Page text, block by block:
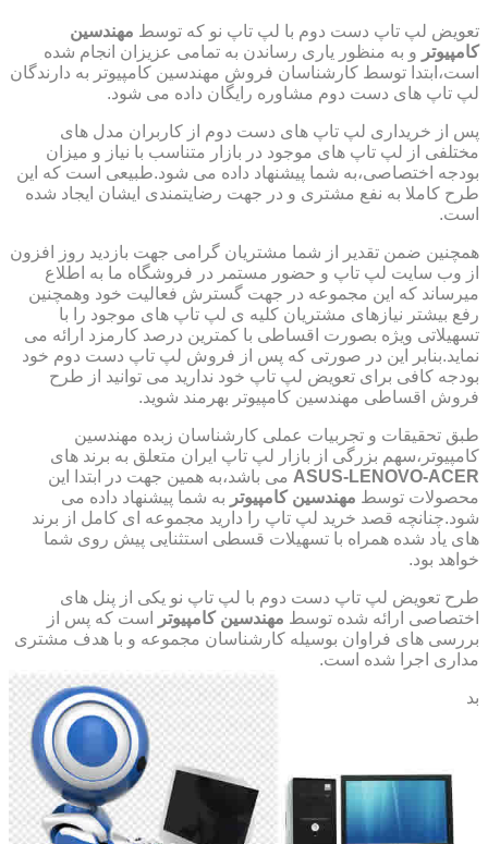
تعویض لپ تاپ دست دوم با لپ تاپ نو که توسط مهندسین
کامپیوتر و به منظور یاری رساندن به تمامی عزیزان انجام شده
است،ابتدا توسط کارشناسان فروش مهندسین کامپیوتر به دارندگان
لپ تاپ های دست دوم مشاوره رایگان داده می شود.
پس از خریداری لپ تاپ های دست دوم از کاربران مدل های
مختلفی از لپ تاپ های موجود در بازار متناسب با نیاز و میزان
بودجه اختصاصی،به شما پیشنهاد داده می شود.طبیعی است که این
طرح کاملا به نفع مشتری و در جهت رضایتمندی ایشان ایجاد شده
است.
همچنین ضمن تقدیر از شما مشتریان گرامی جهت بازدید روز افزون
از وب سایت لپ تاپ و حضور مستمر در فروشگاه ما به اطلاع
میرساند که این مجموعه در جهت گسترش فعالیت خود وهمچنین
رفع بیشتر نیازهای مشتریان کلیه ی لپ تاپ های موجود را با
تسهیلاتی ویژه بصورت اقساطی با کمترین درصد کارمزد ارائه می
نماید.بنابر این در صورتی که پس از فروش لپ تاپ دست دوم خود
بودجه کافی برای تعویض لپ تاپ خود ندارید می توانید از طرح
فروش اقساطی مهندسین کامپیوتر بهرمند شوید.
طبق تحقیقات و تجربیات عملی کارشناسان زبده مهندسین
کامپیوتر،سهم بزرگی از بازار لپ تاپ ایران متعلق به برند های
ASUS-LENOVO-ACER می باشد،به همین جهت در ابتدا این
محصولات توسط مهندسین کامپیوتر به شما پیشنهاد داده می
شود.چنانچه قصد خرید لپ تاپ را دارید مجموعه ای کامل از برند
های یاد شده همراه با تسهیلات قسطی استثنایی پیش روی شما
خواهد بود.
طرح تعویض لپ تاپ دست دوم با لپ تاپ نو یکی از پنل های
اختصاصی ارائه شده توسط مهندسین کامپیوتر
است که پس از
بررسی های فراوان بوسیله کارشناسان مجموعه و با هدف مشتری
مداری اجرا شده است.
بد